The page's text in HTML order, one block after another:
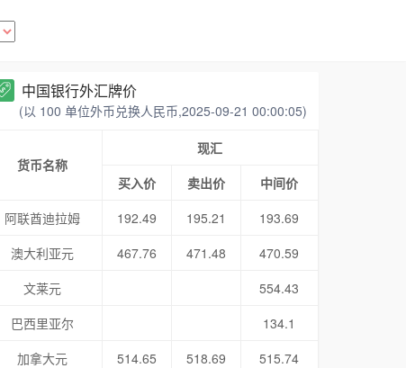
中国银行外汇牌价
(以 100 单位外币兑换人民币,2025-09-21 00:00:05)
货币名称
现汇
买入价
卖出价
中间价
阿联酋迪拉姆
192.49 195.21
193.69
澳大利亚元
467.76 471.48
470.59
文莱元
554.43
巴西里亚尔
134.1
加拿大元
514.65 518.69
515.74